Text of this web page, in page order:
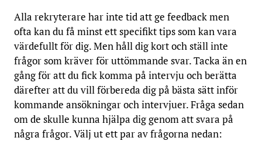
Alla rekryterare har inte tid att ge feedback men
ofta kan du få minst ett specifikt tips som kan vara
värdefullt för dig. Men håll dig kort och ställ inte
frågor som kräver för uttömmande svar. Tacka än en
gång för att du fick komma på intervju och berätta
därefter att du vill förbereda dig på bästa sätt inför
kommande ansökningar och intervjuer. Fråga sedan
om de skulle kunna hjälpa dig genom att svara på
några frågor. Välj ut ett par av frågorna nedan: